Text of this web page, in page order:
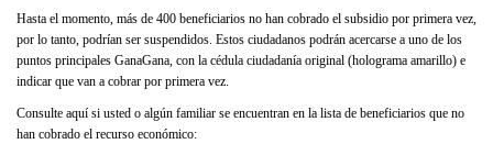
Hasta el momento, más de 400 beneficiarios no han cobrado el subsidio por primera vez,
por lo tanto, podrían ser suspendidos. Estos ciudadanos podrán acercarse a uno de los
puntos principales GanaGana, con la cédula ciudadanía original (holograma amarillo) e
indicar que van a cobrar por primera vez.
Consulte aquí si usted o algún familiar se encuentran en la lista de beneficiarios que no
han cobrado el recurso económico: